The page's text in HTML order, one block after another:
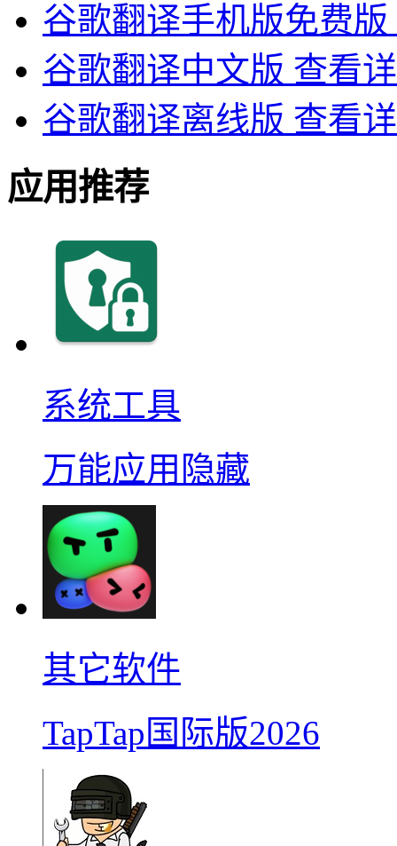
谷歌翻译手机版免费版
谷歌翻译中文版 查看
谷歌翻译离线版 查看
应用推荐
系统工具
万能应用隐藏
其它软件
TapTap国际版2026